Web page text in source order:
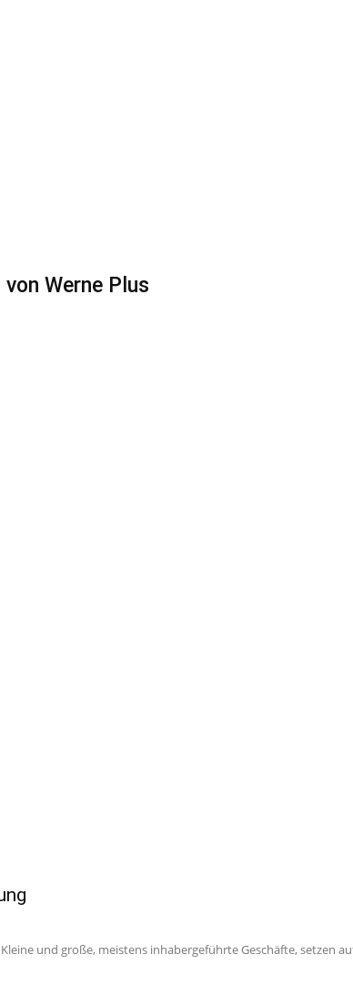
Werne Plus
und große, meistens inhabergeführte Geschäfte, setzen